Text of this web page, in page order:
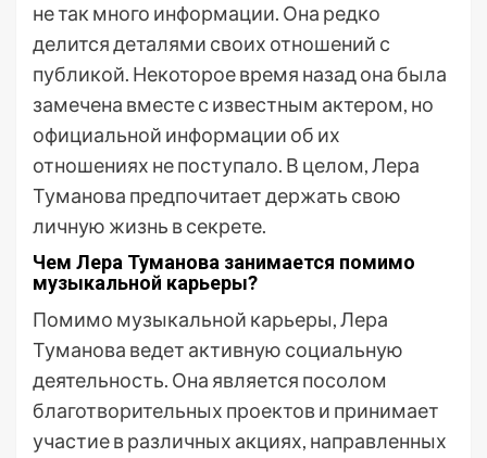
не так много информации. Она редко
делится деталями своих отношений с
публикой. Некоторое время назад она была
замечена вместе с известным актером, но
официальной информации об их
отношениях не поступало. В целом, Лера
Туманова предпочитает держать свою
личную жизнь в секрете.
Чем Лера Туманова занимается помимо
музыкальной карьеры?
Помимо музыкальной карьеры, Лера
Туманова ведет активную социальную
деятельность. Она является посолом
благотворительных проектов и принимает
участие в различных акциях, направленных